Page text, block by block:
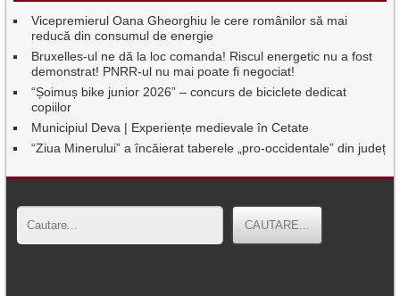
Vicepremierul Oana Gheorghiu le cere românilor să mai
reducă din consumul de energie
Bruxelles-ul ne dă la loc comanda! Riscul energetic nu a fost
demonstrat! PNRR-ul nu mai poate fi negociat!
“Șoimuș bike junior 2026” – concurs de biciclete dedicat
copiilor
Municipiul Deva | Experiențe medievale în Cetate
“Ziua Minerului” a încăierat taberele „pro-occidentale” din județ